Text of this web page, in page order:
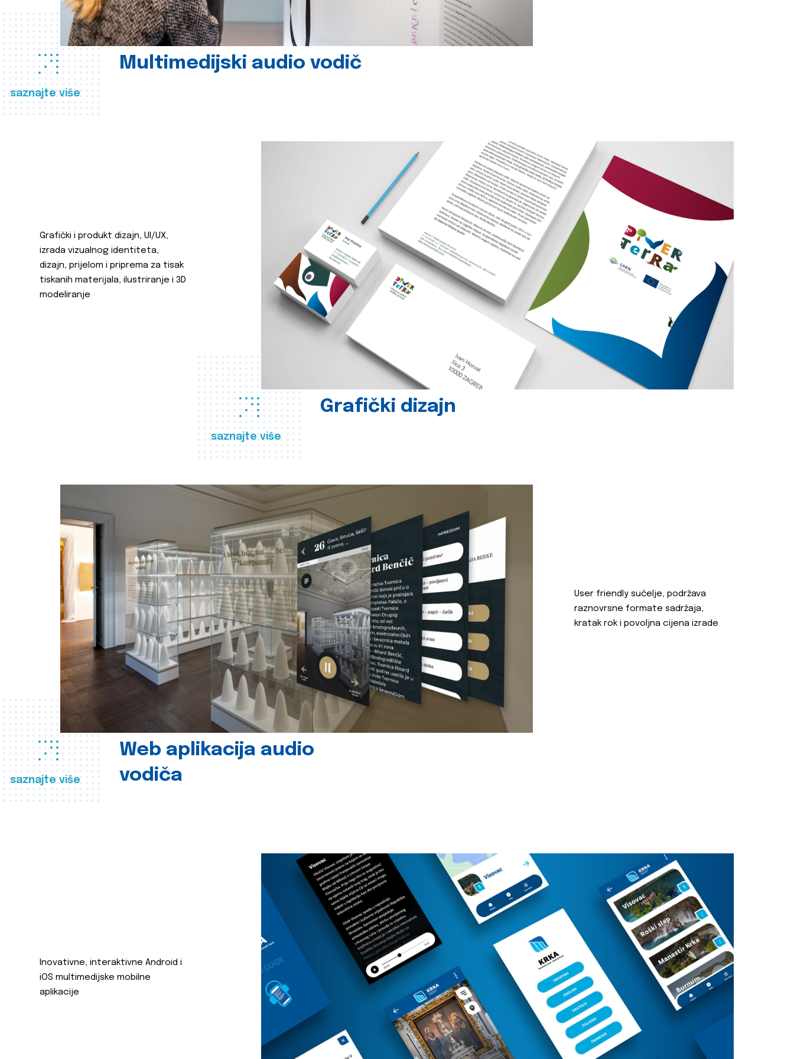
saznajte više
Multimedijski audio vodič
saznajte više
Grafički dizajn
Grafički i produkt dizajn, UI/UX,
izrada vizualnog identiteta,
dizajn, prijelom i priprema za tisak
tiskanih materijala, ilustriranje i 3D
modeliranje
saznajte više
Web aplikacija audio
vodiča
User friendly sučelje, podržava
raznovrsne formate sadržaja,
kratak rok i povoljna cijena izrade
Inovativne, interaktivne Android i
iOS multimedijske mobilne
aplikacije